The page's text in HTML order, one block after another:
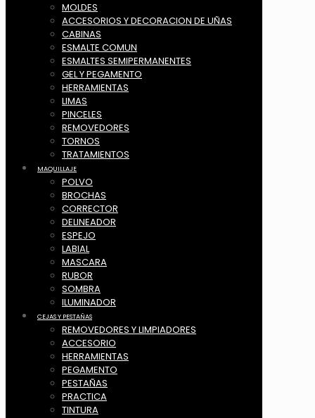
MOLDES
ACCESORIOS Y DECORACION DE UÑAS
CABINAS
ESMALTE COMUN
ESMALTES SEMIPERMANENTES
GEL Y PEGAMENTO
HERRAMIENTAS
LIMAS
PINCELES
REMOVEDORES
TORNOS
TRATAMIENTOS
MAQUILLAJE
POLVO
BROCHAS
CORRECTOR
DELINEADOR
ESPEJO
LABIAL
MASCARA
RUBOR
SOMBRA
ILUMINADOR
CEJAS Y PESTAÑAS
REMOVEDORES Y LIMPIADORES
ACCESORIO
HERRAMIENTAS
PEGAMENTO
PESTAÑAS
PRACTICA
TINTURA